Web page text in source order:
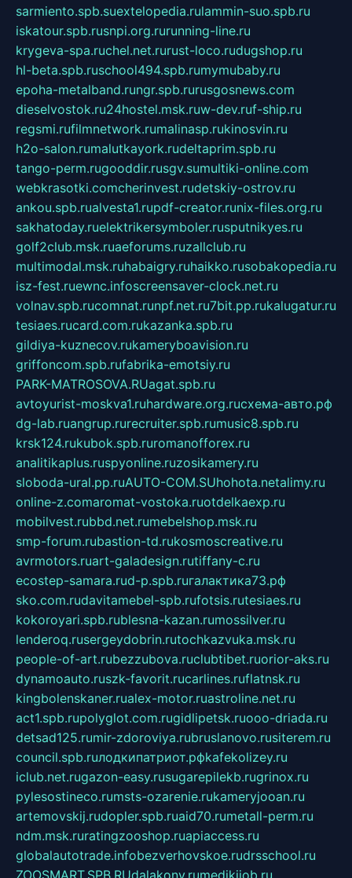
sarmiento.spb.suextelopedia.rulammin-suo.spb.ru
iskatour.spb.rusnpi.org.rurunning-line.ru
krygeva-spa.ruchel.net.rurust-loco.rudugshop.ru
hl-beta.spb.ruschool494.spb.rumymubaby.ru
epoha-metalband.rungr.spb.rurusgosnews.com
dieselvostok.ru24hostel.msk.ruw-dev.ruf-ship.ru
regsmi.rufilmnetwork.rumalinasp.rukinosvin.ru
h2o-salon.rumalutkayork.rudeltaprim.spb.ru
tango-perm.rugooddir.rusgv.sumultiki-online.com
webkrasotki.comcherinvest.rudetskiy-ostrov.ru
ankou.spb.rualvesta1.rupdf-creator.runix-files.org.ru
sakhatoday.ruelektrikersymboler.rusputnikyes.ru
golf2club.msk.ruaeforums.ruzallclub.ru
multimodal.msk.ruhabaigry.ruhaikko.rusobakopedia.ru
isz-fest.ruewnc.infoscreensaver-clock.net.ru
volnav.spb.rucomnat.runpf.net.ru7bit.pp.rukalugatur.ru
tesiaes.rucard.com.rukazanka.spb.ru
gildiya-kuznecov.rukameryboavision.ru
griffoncom.spb.rufabrika-emotsiy.ru
PARK-MATROSOVA.RUagat.spb.ru
avtoyurist-moskva1.ruhardware.org.ruсхема-авто.рф
dg-lab.ruangrup.rurecruiter.spb.rumusic8.spb.ru
krsk124.rukubok.spb.ruromanofforex.ru
analitikaplus.ruspyonline.ruzosikamery.ru
sloboda-ural.pp.ruAUTO-COM.SUhohota.netalimy.ru
online-z.comaromat-vostoka.ruotdelkaexp.ru
mobilvest.rubbd.net.rumebelshop.msk.ru
smp-forum.rubastion-td.rukosmoscreative.ru
avrmotors.ruart-galadesign.rutiffany-c.ru
ecostep-samara.rud-p.spb.ruгалактика73.рф
sko.com.rudavitamebel-spb.rufotsis.rutesiaes.ru
kokoroyari.spb.rublesna-kazan.rumossilver.ru
lenderoq.rusergeydobrin.rutochkazvuka.msk.ru
people-of-art.rubezzubova.ruclubtibet.ruorior-aks.ru
dynamoauto.ruszk-favorit.rucarlines.ruflatnsk.ru
kingbolenskaner.rualex-motor.ruastroline.net.ru
act1.spb.rupolyglot.com.rugidlipetsk.ruooo-driada.ru
detsad125.rumir-zdoroviya.rubruslanovo.rusiterem.ru
council.spb.ruлодкипатриот.рфkafekolizey.ru
iclub.net.rugazon-easy.rusugarepilekb.rugrinox.ru
pylesostineco.rumsts-ozarenie.rukameryjooan.ru
artemovskij.rudopler.spb.ruaid70.rumetall-perm.ru
ndm.msk.ruratingzooshop.ruapiaccess.ru
globalautotrade.infobezverhovskoe.rudrsschool.ru
ZOOSMART.SPB.RUdalakony.rumedikijob.ru